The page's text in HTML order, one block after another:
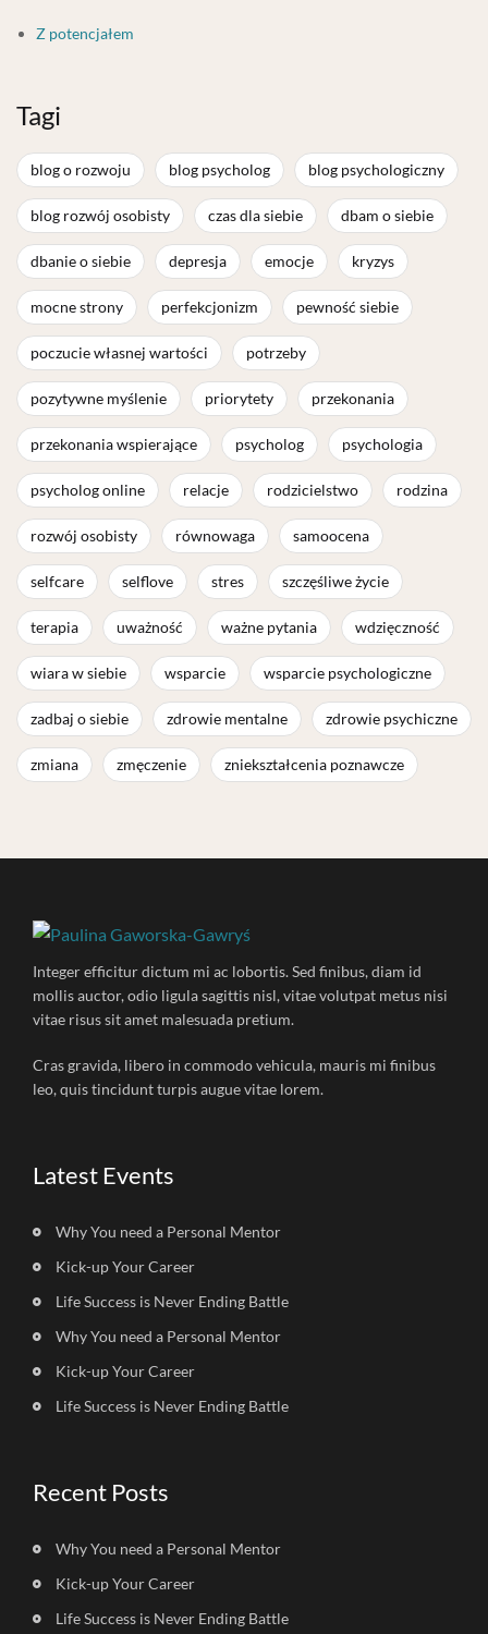
Z potencjałem
Tagi
blog o rozwoju blog psycholog blog psychologiczny
blog rozwój osobisty czas dla siebie dbam o siebie
dbanie o siebie depresja emocje kryzys
mocne strony perfekcjonizm pewność siebie
poczucie własnej wartości potrzeby
pozytywne myślenie priorytety przekonania
przekonania wspierające psycholog psychologia
psycholog online relacje rodzicielstwo rodzina
rozwój osobisty równowaga samoocena
selfcare selflove stres szczęśliwe życie
terapia uważność ważne pytania wdzięczność
wiara w siebie wsparcie wsparcie psychologiczne
zadbaj o siebie zdrowie mentalne zdrowie psychiczne
zmiana zmęczenie zniekształcenia poznawcze
Integer efficitur dictum mi ac lobortis. Sed finibus, diam id
mollis auctor, odio ligula sagittis nisl, vitae volutpat metus nisi
vitae risus sit amet malesuada pretium.
Cras gravida, libero in commodo vehicula, mauris mi finibus
leo, quis tincidunt turpis augue vitae lorem.
Latest Events
Why You need a Personal Mentor
Kick-up Your Career
Life Success is Never Ending Battle
Why You need a Personal Mentor
Kick-up Your Career
Life Success is Never Ending Battle
Recent Posts
Why You need a Personal Mentor
Kick-up Your Career
Life Success is Never Ending Battle